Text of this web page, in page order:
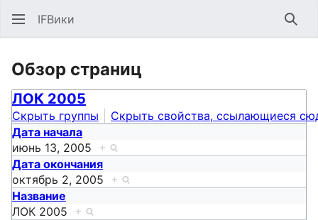
IFВики
Обзор страниц
ЛОК 2005
Скрыть группы
Скрыть свойства, ссылающиеся
Дата начала
июнь 13, 2005 +
Дата окончания
октябрь 2, 2005 +
Название
ЛОК 2005 +